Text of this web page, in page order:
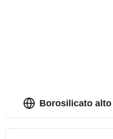
Borosilicato